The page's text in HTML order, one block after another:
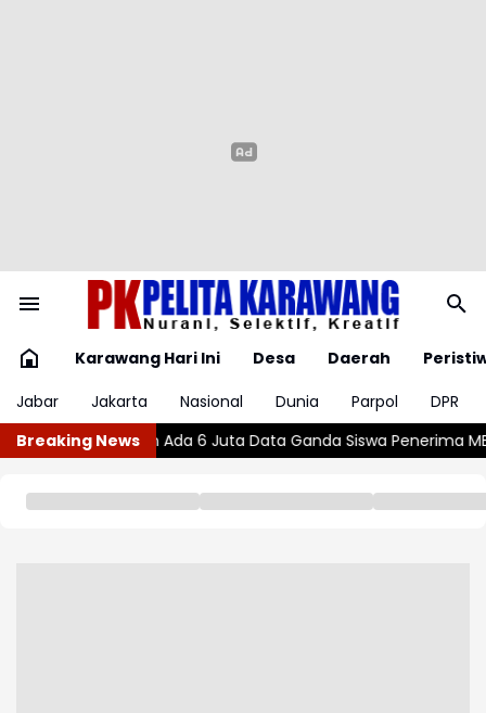
Karawang Hari Ini Desa Daerah
Jabar
Jakarta Nasional Dunia Parpol
DPR
Breaking News
Ganda Siswa Penerima MBG Wajar atau Bahaya? , Kenali